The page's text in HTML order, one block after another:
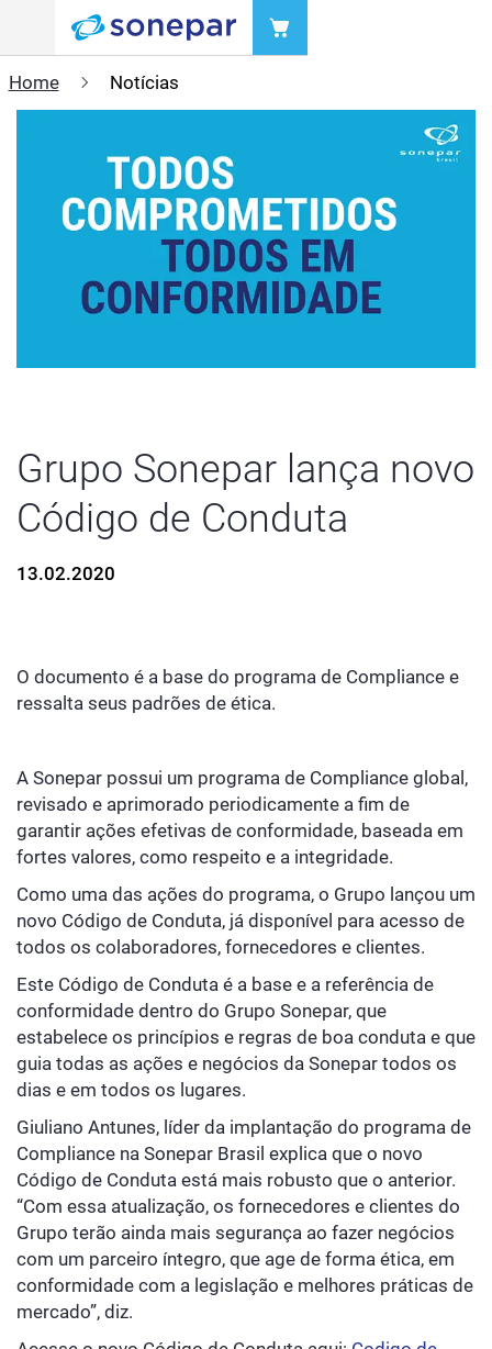
Home
Notícias
Grupo Sonepar lança novo
Código de Conduta
13.02.2020
O documento é a base do programa de Compliance e
ressalta seus padrões de ética.
A Sonepar possui um programa de Compliance global,
revisado e aprimorado periodicamente a fim de
garantir ações efetivas de conformidade, baseada em
fortes valores, como respeito e a integridade.
Como uma das ações do programa, o Grupo lançou um
novo Código de Conduta, já disponível para acesso de
todos os colaboradores, fornecedores e clientes.
Este Código de Conduta é a base e a referência de
conformidade dentro do Grupo Sonepar, que
estabelece os princípios e regras de boa conduta e que
guia todas as ações e negócios da Sonepar todos os
dias e em todos os lugares.
Giuliano Antunes, líder da implantação do programa de
Compliance na Sonepar Brasil explica que o novo
Código de Conduta está mais robusto que o anterior.
“Com essa atualização, os fornecedores e clientes do
Grupo terão ainda mais segurança ao fazer negócios
com um parceiro íntegro, que age de forma ética, em
conformidade com a legislação e melhores práticas de
mercado”, diz.